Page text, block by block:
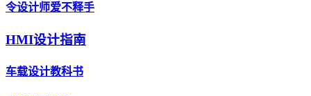
令设计师爱不释手
HMI设计指南
车载设计教科书